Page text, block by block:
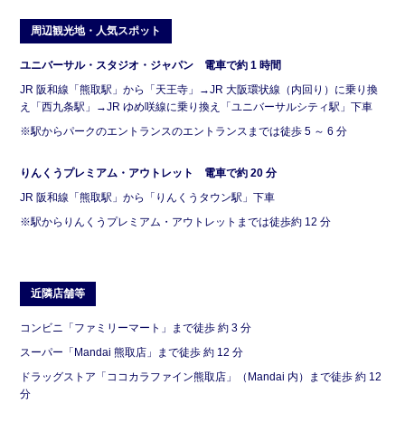
周辺観光地・人気スポット
ユニバーサル・スタジオ・ジャパン 電車で約 1 時間
JR 阪和線「熊取駅」から「天王寺」→JR 大阪環状線（内回り）に乗り換
え「西九条駅」→JR ゆめ咲線に乗り換え「ユニバーサルシティ駅」下車
※駅からパークのエントランスのエントランスまでは徒歩 5 ～ 6 分
りんくうプレミアム・アウトレット 電車で約 20 分
JR 阪和線「熊取駅」から「りんくうタウン駅」下車
※駅からりんくうプレミアム・アウトレットまでは徒歩約 12 分
近隣店舗等
コンビニ「ファミリーマート」まで徒歩 約 3 分
スーパー「Mandai 熊取店」まで徒歩 約 12 分
ドラッグストア「ココカラファイン熊取店」（Mandai 内）まで徒歩 約 12
分